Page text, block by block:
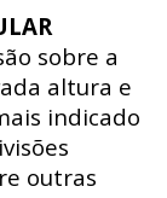
sobre a
altura e
indicado
outras